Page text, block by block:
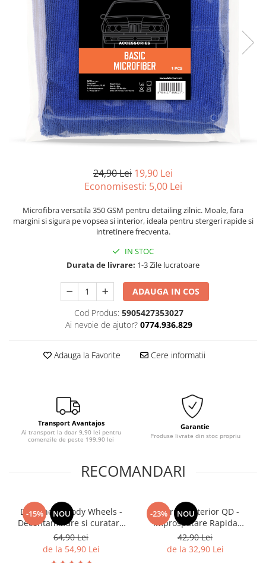
Organizatoare auto
Parasolare si jaluzele
Suporturi bauturi
Tratament Hidrofob
24,90 Lei 19,90 Lei
Economisesti: 5,00 Lei
Microfibra versatila 350 GSM pentru detailing zilnic. Moale, fara
margini si sigura pe vopsea si interior, ideala pentru stergeri rapide si
intretinere frecventa.
IN STOC
Durata de livrare: 1-3 Zile lucratoare
ADAUGA IN COS
Cod Produs: 5905427353027
Ai nevoie de ajutor? 0774.936.829
Adauga la Favorite Cere informatii
Transport Avantajos
Ai transport la doar 9,90 lei pentru
comenzile de peste 199,90 lei
Garantie
Produse livrate din stoc propriu
RECOMANDARI
-15% NOU
Deturner Bloody Wheels -
Decontaminare si curatare
Jante cu Reactie Violeta si
pH Neutru 500ml
64,90 Lei
de la 54,90 Lei
-23% NOU
Deturner Interior QD -
Improspatare Rapida
Interior cu Finisaj Mat si
Siguranta pentru Ecrane
LCD 250ml
42,90 Lei
de la 32,90 Lei